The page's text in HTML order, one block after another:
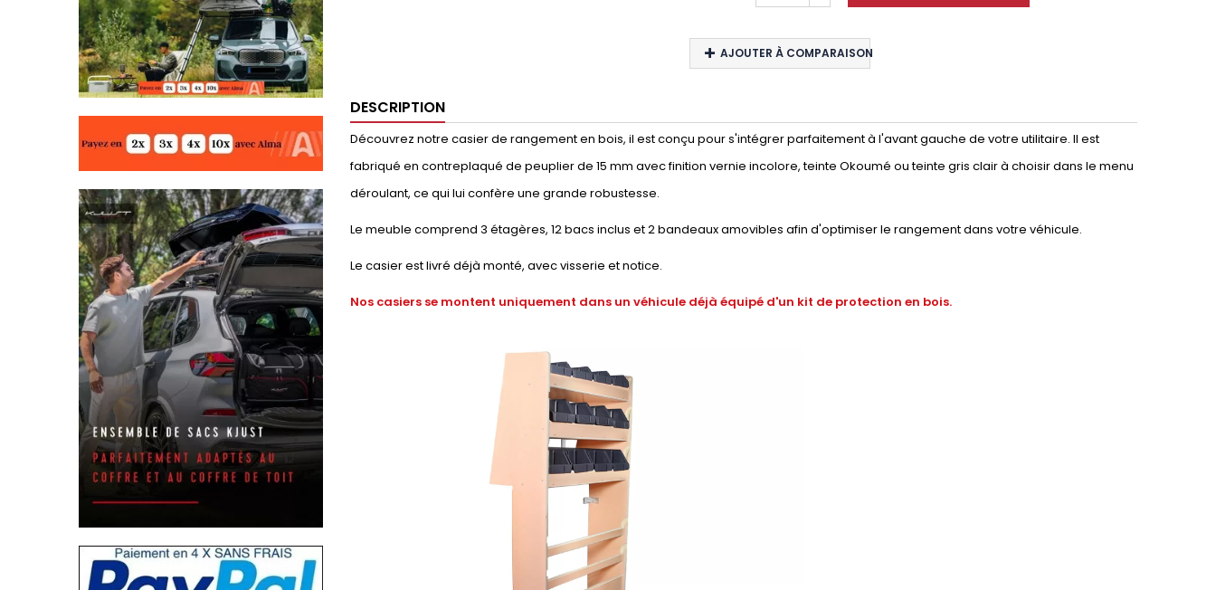
AJOUTER À COMPARAISON
DESCRIPTION
Découvrez notre casier de rangement en bois, il est conçu pour s'intégrer parfaitement à l'avant gauche de votre utilitaire. Il est
fabriqué en contreplaqué de peuplier de 15 mm avec finition vernie incolore, teinte Okoumé ou teinte gris clair à choisir dans le menu
déroulant, ce qui lui confère une grande robustesse.
Le meuble comprend 3 étagères, 12 bacs inclus et 2 bandeaux amovibles afin d'optimiser le rangement dans votre véhicule.
Le casier est livré déjà monté, avec visserie et notice.
Nos casiers se montent uniquement dans un véhicule déjà équipé d'un kit de protection en bois.